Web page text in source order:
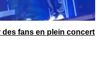
fans en plein concert